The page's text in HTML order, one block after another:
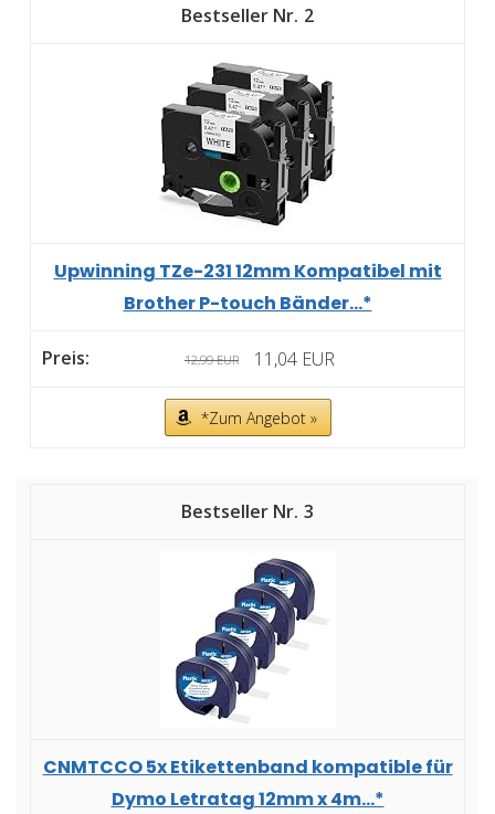
2
Upwinning TZe-231 12mm Kompatibel mit
Brother P-touch Bänder...*
12,99 EUR 11,04 EUR
*Zum Angebot »
3
CNMTCCO 5x Etikettenband kompatible für
Dymo Letratag 12mm x 4m...*